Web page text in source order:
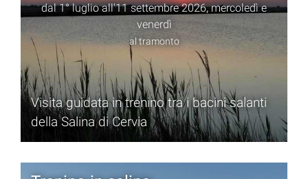
dal 1° luglio all'11 settembre 2026, mercoledì e
venerdì
al tramonto
Visita guidata in trenino tra i bacini salanti
della Salina di Cervia